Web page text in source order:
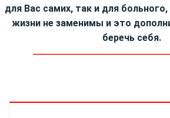
для Вас самих, так и для
жизни не заменимы и это
беречь себя.